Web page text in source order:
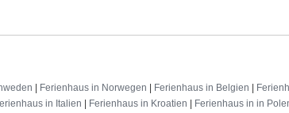
Ferienhaus in Norwegen Ferienhaus in Belgien
in Italien Ferienhaus in Kroatien Ferienhaus in in